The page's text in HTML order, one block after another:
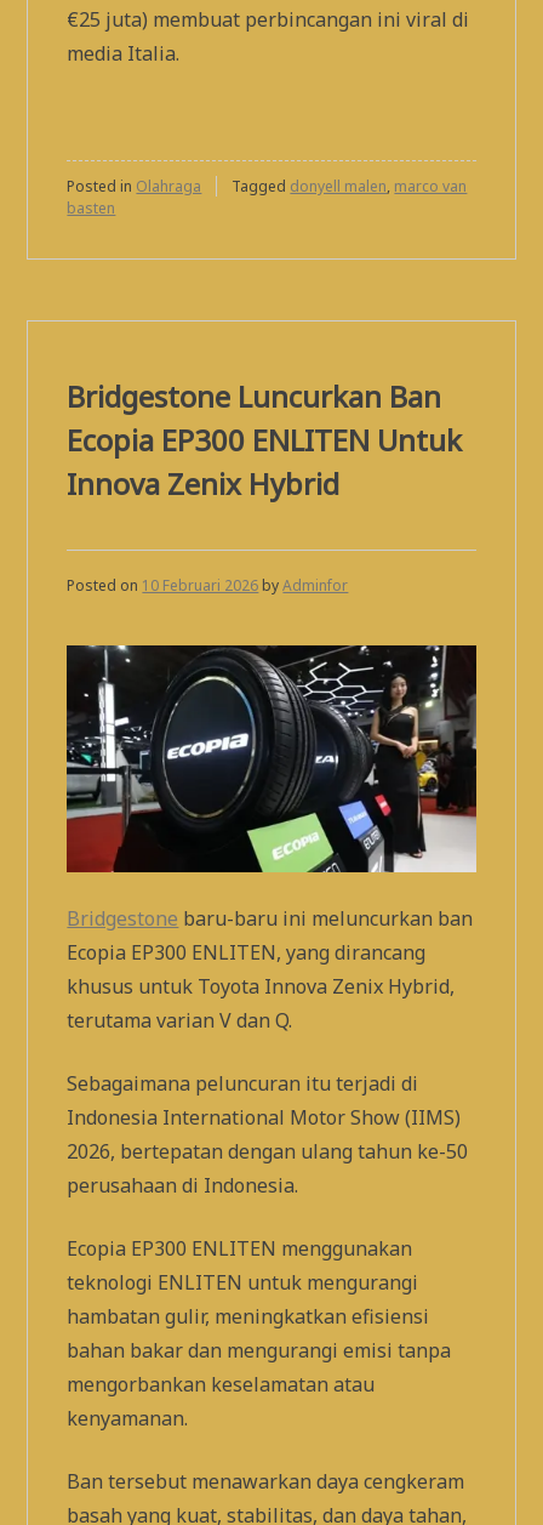
€25 juta) membuat perbincangan ini viral di
media Italia.
Posted in Olahraga Tagged donyell malen, marco van
basten
Bridgestone Luncurkan Ban
Ecopia EP300 ENLITEN Untuk
Innova Zenix Hybrid
Posted on 10 Februari 2026 byAdminfor
Bridgestone baru-baru ini meluncurkan ban
Ecopia EP300 ENLITEN, yang dirancang
khusus untuk Toyota Innova Zenix Hybrid,
terutama varian V dan Q.
Sebagaimana peluncuran itu terjadi di
Indonesia International Motor Show (IIMS)
2026, bertepatan dengan ulang tahun ke-50
perusahaan di Indonesia.
Ecopia EP300 ENLITEN menggunakan
teknologi ENLITEN untuk mengurangi
hambatan gulir, meningkatkan efisiensi
bahan bakar dan mengurangi emisi tanpa
mengorbankan keselamatan atau
kenyamanan.
Ban tersebut menawarkan daya cengkeram
basah yang kuat, stabilitas, dan daya tahan,